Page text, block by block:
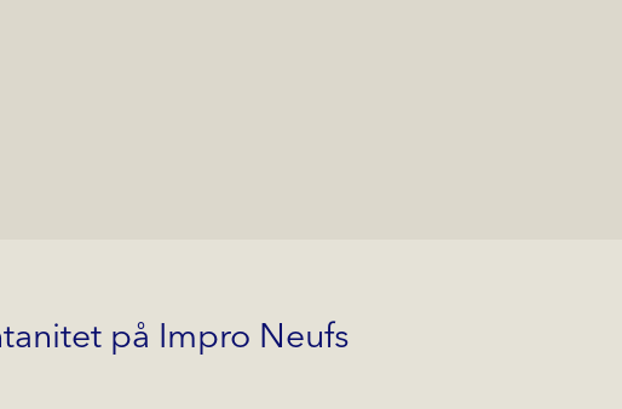
på Impro Neufs